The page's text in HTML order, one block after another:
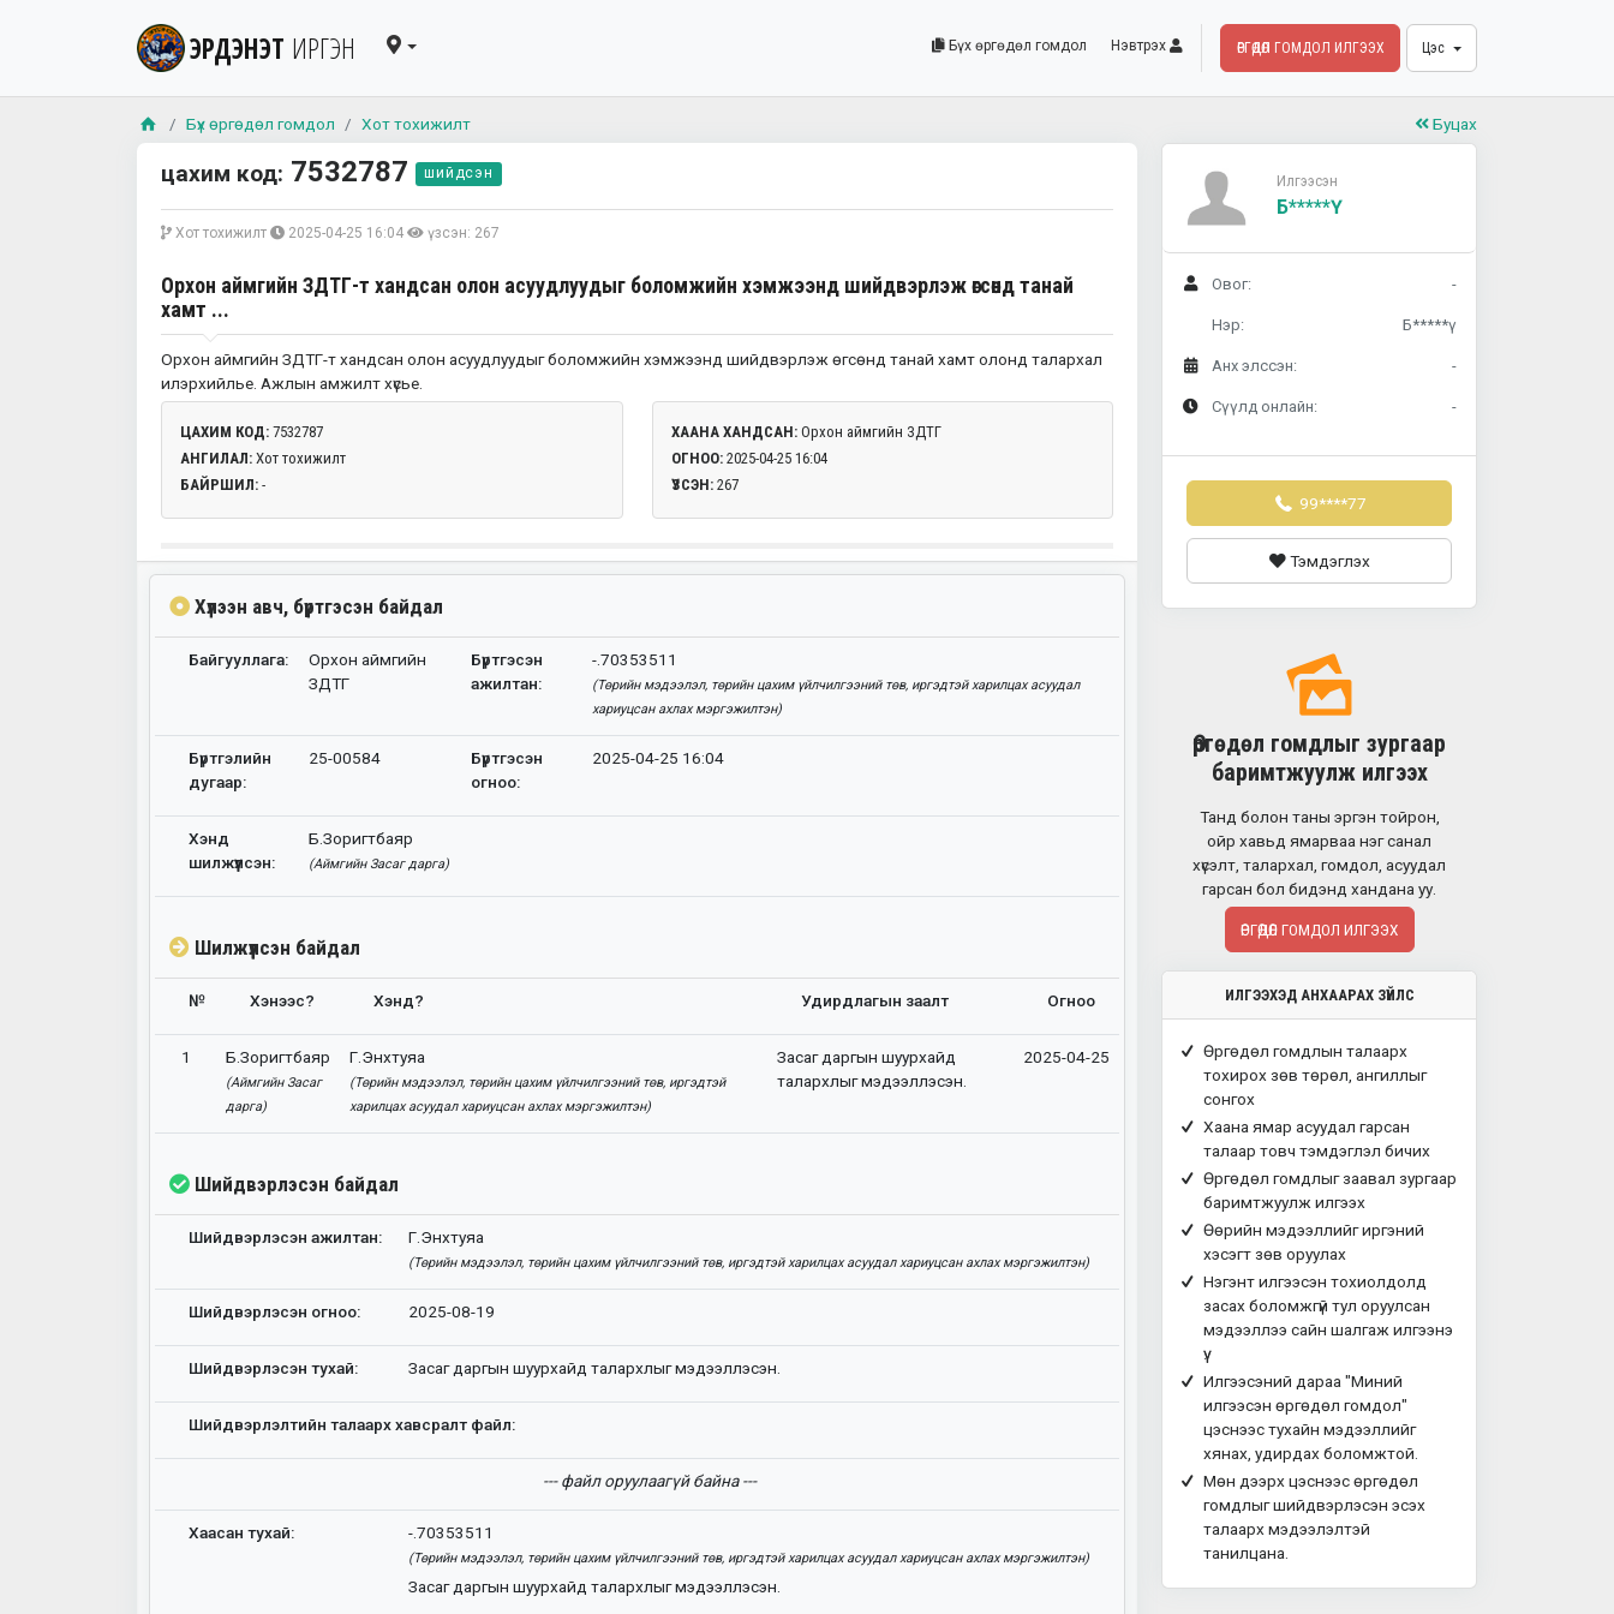
ЭРДЭНЭТ ИРГЭН Бүх өргөдөл гомдол Нэвтрэх ӨРГӨДӨЛ ГОМДОЛ ИЛГЭЭХ Цэс
Бүх өргөдөл гомдол Хот тохижилт Буцах
цахим код: 7532787 шийдсэн
Хот тохижилт 2025-04-25 16:04 үзсэн: 267
Орхон аймгийн ЗДТГ-т хандсан олон асуудлуудыг боломжийн хэмжээнд шийдвэрлэж өгсөнд танай
хамт ...
Орхон аймгийн ЗДТГ-т хандсан олон асуудлуудыг боломжийн хэмжээнд шийдвэрлэж өгсөнд танай хамт олонд талархал
илэрхийлье. Ажлын амжилт хүсье.
ЦАХИМ КОД: 7532787
АНГИЛАЛ: Хот тохижилт
БАЙРШИЛ: -
ХААНА ХАНДСАН: Орхон аймгийн ЗДТГ
ОГНОО: 2025-04-25 16:04
ҮЗСЭН: 267
Хүлээн авч, бүртгэсэн байдал
Байгууллага:
Орхон аймгийн
ЗДТГ
Бүртгэсэн
ажилтан:
-.70353511
(Төрийн мэдээлэл, төрийн цахим үйлчилгээний төв, иргэдтэй харилцах асуудал
хариуцсан ахлах мэргэжилтэн)
Бүртгэлийн
дугаар:
25-00584
Бүртгэсэн
огноо:
2025-04-25 16:04
Хэнд
шилжүүлсэн:
Б.Зоригтбаяр
(Аймгийн Засаг дарга)
Шилжүүлсэн байдал
№ Хэнээс? Хэнд? Удирдлагын заалт Огноо
1 Б.Зоригтбаяр
(Аймгийн Засаг
дарга)
Г.Энхтуяа
(Төрийн мэдээлэл, төрийн цахим үйлчилгээний төв, иргэдтэй
харилцах асуудал хариуцсан ахлах мэргэжилтэн)
Засаг даргын шуурхайд
талархлыг мэдээллэсэн.
2025-04-25
Шийдвэрлэсэн байдал
Шийдвэрлэсэн ажилтан: Г.Энхтуяа
(Төрийн мэдээлэл, төрийн цахим үйлчилгээний төв, иргэдтэй харилцах асуудал хариуцсан ахлах мэргэжилтэн)
Шийдвэрлэсэн огноо: 2025-08-19
Шийдвэрлэсэн тухай: Засаг даргын шуурхайд талархлыг мэдээллэсэн.
Шийдвэрлэлтийн талаарх хавсралт файл:
--- файл оруулаагүй байна ---
Хаасан тухай: -.70353511
(Төрийн мэдээлэл, төрийн цахим үйлчилгээний төв, иргэдтэй харилцах асуудал хариуцсан ахлах мэргэжилтэн)
Засаг даргын шуурхайд талархлыг мэдээллэсэн.
Илгээсэн
Б*****ү
Овог: -
Нэр: Б*****ү
Анх элссэн: -
Сүүлд онлайн: -
99****77
Тэмдэглэх
Өргөдөл гомдлыг зургаар
баримтжуулж илгээх
Танд болон таны эргэн тойрон,
ойр хавьд ямарваа нэг санал
хүсэлт, талархал, гомдол, асуудал
гарсан бол бидэнд хандана уу.
ӨРГӨДӨЛ ГОМДОЛ ИЛГЭЭХ
ИЛГЭЭХЭД АНХААРАХ ЗҮЙЛС
Өргөдөл гомдлын талаарх
тохирох зөв төрөл, ангиллыг
сонгох
Хаана ямар асуудал гарсан
талаар товч тэмдэглэл бичих
Өргөдөл гомдлыг заавал зургаар
баримтжуулж илгээх
Өөрийн мэдээллийг иргэний
хэсэгт зөв оруулах
Нэгэнт илгээсэн тохиолдолд
засах боломжгүй тул оруулсан
мэдээллээ сайн шалгаж илгээнэ
үү.
Илгээсэний дараа "Миний
илгээсэн өргөдөл гомдол"
цэснээс тухайн мэдээллийг
хянах, удирдах боломжтой.
Мөн дээрх цэснээс өргөдөл
гомдлыг шийдвэрлэсэн эсэх
талаарх мэдээлэлтэй
танилцана.